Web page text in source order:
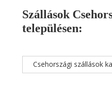
Szállások
településen:
Csehországi szállások